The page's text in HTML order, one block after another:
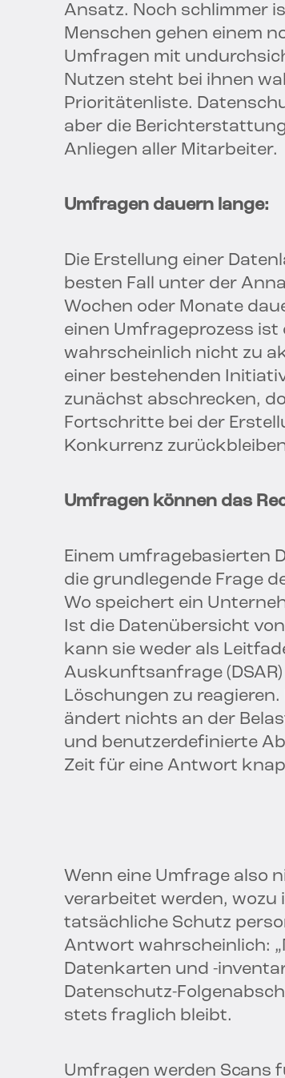
Ansatz. Noch schlimmer
Menschen gehen einem
Umfragen mit
Nutzen steht bei ihnen
Prioritätenliste.
aber die
Anliegen aller Mitarbeiter.
Umfragen dauern lange:
Die Erstellung einer
besten Fall unter der
Wochen oder Monate
einen Umfrageprozess
wahrscheinlich nicht zu
einer bestehenden
zunächst abschrecken,
Fortschritte bei der
Konkurrenz
Umfragen können das
Einem umfragebasierten
die grundlegende Frage
Wo speichert ein
Ist die Datenübersicht
kann sie weder als
Auskunftsanfrage
Löschungen zu
ändert nichts an der
und benutzerdefinierte
Zeit für eine Antwort
Wenn eine Umfrage also
verarbeitet werden, wozu
tatsächliche Schutz
Antwort wahrscheinlich:
Datenkarten und -
Datenschutz-
stets fraglich bleibt.
Umfragen werden Scans